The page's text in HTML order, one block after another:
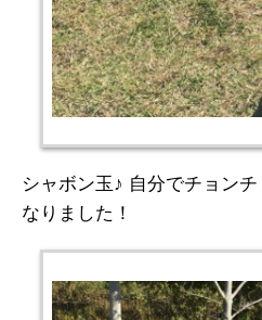
シャボン玉♪ 自分でチョン
なりました！